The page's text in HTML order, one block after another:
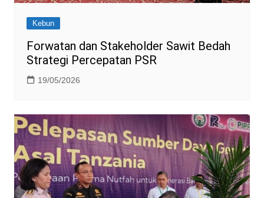
Kebun
Forwatan dan Stakeholder Sawit Bedah
Strategi Percepatan PSR
19/05/2026